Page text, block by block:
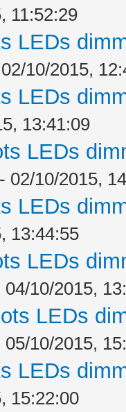
11:52:29
LEDs
10/2015,
LEDs
13:41:09
LEDs
- 02/10/2015,
LEDs
13:44:55
LEDs
04/10/2015,
LEDs
05/10/2015,
LEDs
15:22:00